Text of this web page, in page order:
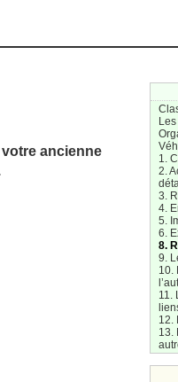
ancienne
1.
2.
3.
4.
5.
6.
8.
9.
10.
11.
12.
13.